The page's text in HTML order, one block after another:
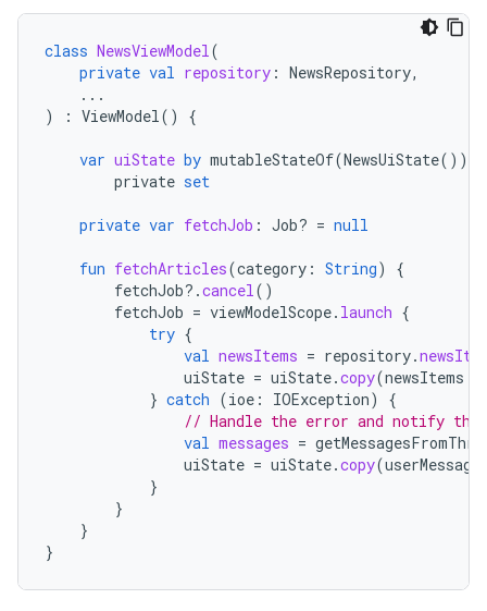
class NewsViewModel(
private val repository : NewsRepository,
...
)
: ViewModel() {
var uiState by mutableStateOf(NewsUiState())
private set
private var fetchJob : Job? = null
fun fetchArticles(category : String)
{
fetchJob?.cancel()
fetchJob = viewModelScope. launch {
try {
val newsItems = repository.
uiState = uiState.copy(newsItems
} catch (ioe : IOException)
{
// Handle the error and notify the
val messages =
uiState = uiState.copy(
}
}
}
}